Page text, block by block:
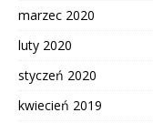
marzec 2020
luty 2020
styczeń 2020
kwiecień 2019